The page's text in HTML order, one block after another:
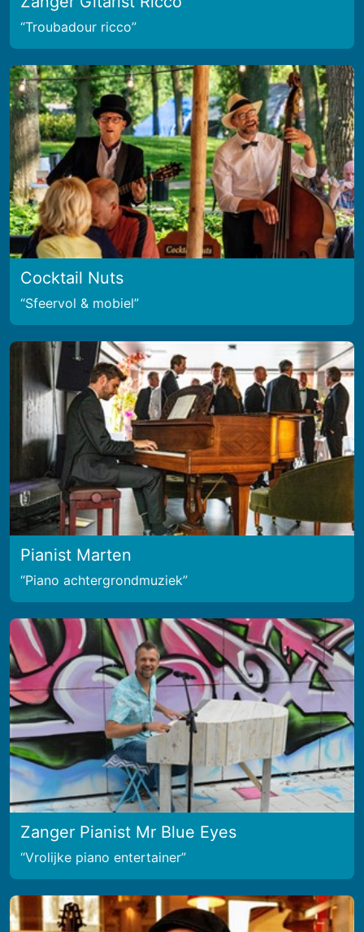
Troubadour ricco
Cocktail Nuts
Sfeervol & mobiel
Pianist Marten
Piano achtergrondmuziek
Zanger Pianist Mr Blue Eyes
Vrolijke piano entertainer